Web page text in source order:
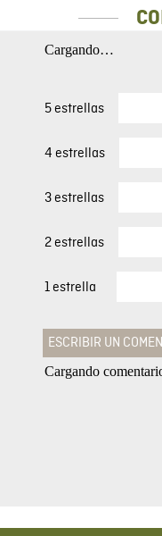
Cargando…
5 estrellas
4 estrellas
3 estrellas
2 estrellas
1 estrella
ESCRIBIR UN
Califique el
Cargando